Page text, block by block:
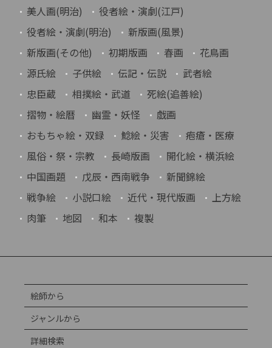
美人画(明治)
役者絵・演劇(江戸)
役者絵・演劇(明治)
新版画(風景)
新版画(その他)
初期版画 春画
花鳥画
源氏絵
子供絵 伝記・伝説
武者絵
忠臣蔵
相撲絵・武道
死絵(追善絵)
摺物・絵暦
幽霊・妖怪
戯画
おもちゃ絵・双録
鯰絵・災害
疱瘡・医療
風俗・祭・宗教
長崎版画
開化絵・横浜絵
中国画題
戊辰・西南戦争
新聞錦絵
戦争絵
小説口絵 近代・現代版画
上方絵
肉筆
地図 和本 複製
絵師から
ジャンルから
詳細検索